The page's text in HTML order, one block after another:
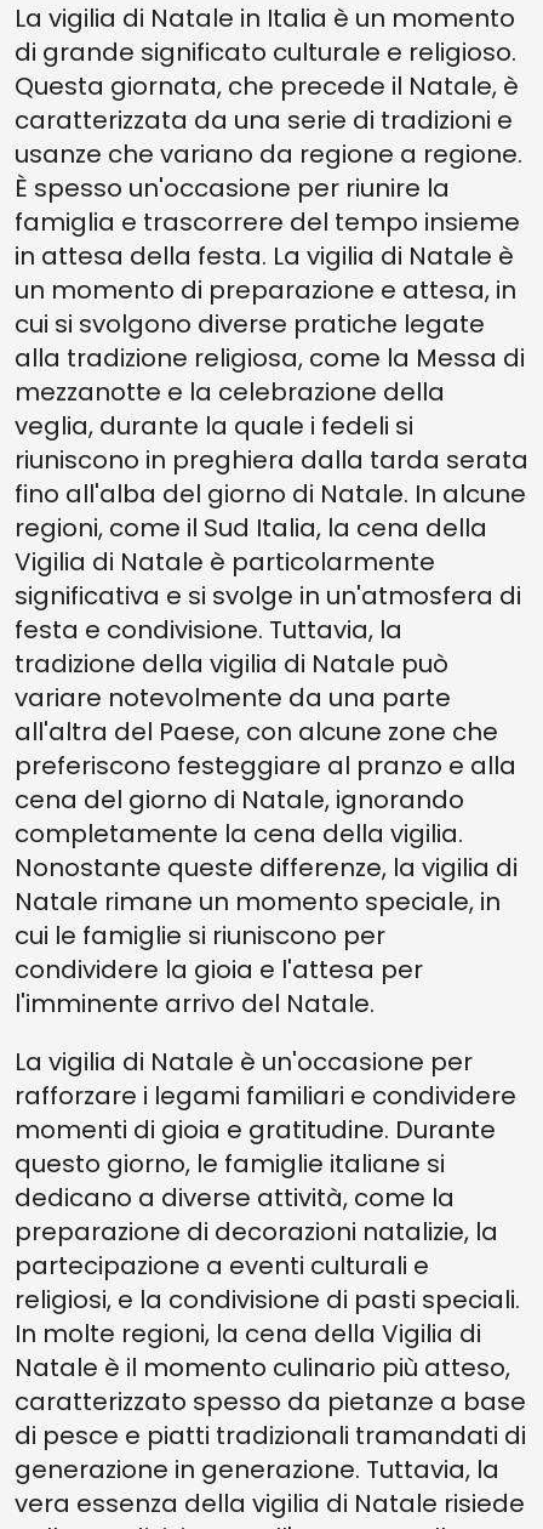
La vigilia di Natale in Italia è un momento
di grande significato culturale e religioso.
Questa giornata, che precede il Natale, è
caratterizzata da una serie di tradizioni e
usanze che variano da regione a regione.
È spesso un'occasione per riunire la
famiglia e trascorrere del tempo insieme
in attesa della festa. La vigilia di Natale è
un momento di preparazione e attesa, in
cui si svolgono diverse pratiche legate
alla tradizione religiosa, come la Messa di
mezzanotte e la celebrazione della
veglia, durante la quale i fedeli si
riuniscono in preghiera dalla tarda serata
fino all'alba del giorno di Natale. In alcune
regioni, come il Sud Italia, la cena della
Vigilia di Natale è particolarmente
significativa e si svolge in un'atmosfera di
festa e condivisione. Tuttavia, la
tradizione della vigilia di Natale può
variare notevolmente da una parte
all'altra del Paese, con alcune zone che
preferiscono festeggiare al pranzo e alla
cena del giorno di Natale, ignorando
completamente la cena della vigilia.
Nonostante queste differenze, la vigilia di
Natale rimane un momento speciale, in
cui le famiglie si riuniscono per
condividere la gioia e l'attesa per
l'imminente arrivo del Natale.
La vigilia di Natale è un'occasione per
rafforzare i legami familiari e condividere
momenti di gioia e gratitudine. Durante
questo giorno, le famiglie italiane si
dedicano a diverse attività, come la
preparazione di decorazioni natalizie, la
partecipazione a eventi culturali e
religiosi, e la condivisione di pasti speciali.
In molte regioni, la cena della Vigilia di
Natale è il momento culinario più atteso,
caratterizzato spesso da pietanze a base
di pesce e piatti tradizionali tramandati di
generazione in generazione. Tuttavia, la
vera essenza della vigilia di Natale risiede